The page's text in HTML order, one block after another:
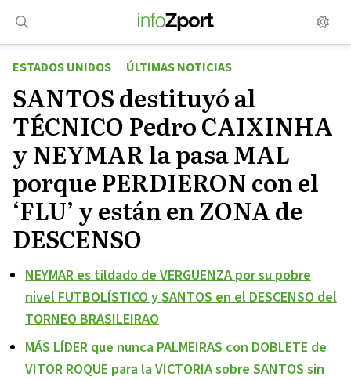
contenido
ESTADOS UNIDOS
ÚLTIMAS NOTICIAS
SANTOS destituyó al
TÉCNICO Pedro CAIXINHA
y NEYMAR la pasa MAL
porque PERDIERON con el
‘FLU’ y están en ZONA de
DESCENSO
NEYMAR es tildado de VERGUENZA por su pobre
nivel FUTBOLÍSTICO y SANTOS en el DESCENSO del
TORNEO BRASILEIRAO
MÁS LÍDER que nunca PALMEIRAS con DOBLETE de
VITOR ROQUE para la VICTORIA sobre SANTOS sin